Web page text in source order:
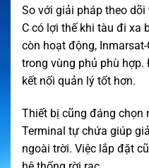
So với giải pháp theo
C có lợi thế khi tàu đi xa
còn hoạt động,
trong vùng phủ phù
kết nối quản lý tốt hơn.
Thiết bị cũng đáng chọn
Terminal tự chứa giúp
ngoài trời. Việc lắp đặt